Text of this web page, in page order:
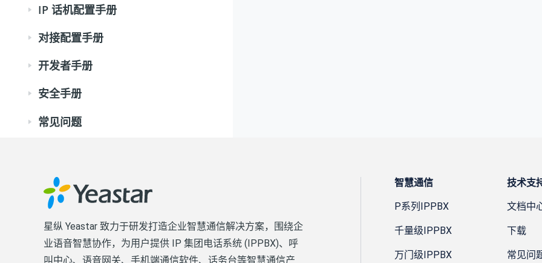
IP 话机配置手册
对接配置手册
开发者手册
安全手册
常见问题
星纵 Yeastar 致力于研发打造企业智慧通信解决方案，围绕企
业语音智慧协作，为用户提供 IP 集团电话系统 (IPPBX)、呼
叫中心、语音网关、手机端通信软件、话务台等智慧通信产
智慧通信
P系列IPPBX
千量级IPPBX
万门级IPPBX
技术支
文档中
下载
常见问